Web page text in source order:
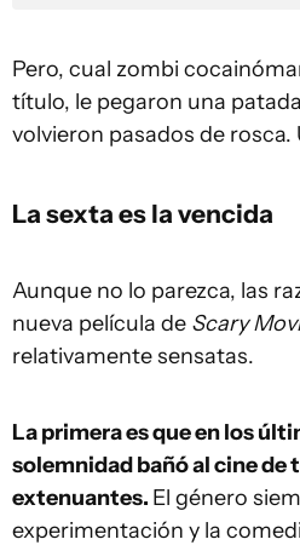
Pero, cual zombi
título, le pegaron una
volvieron pasados de rosca.
La sexta es la vencida
Aunque no lo parezca, las
nueva película de Scary
relativamente sensatas.
La primera es que en los
solemnidad bañó al cine de
extenuantes. El género
experimentación y la